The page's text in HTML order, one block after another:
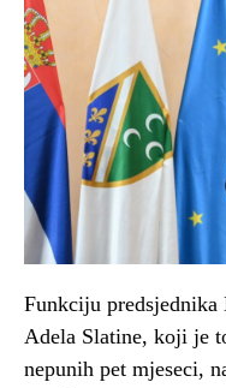
Funkciju predsjednika
Adela Slatine, koji je
nepunih pet mjeseci,